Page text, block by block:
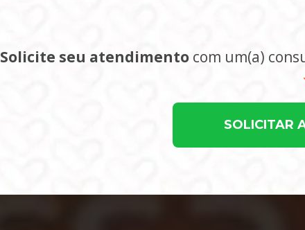
Solicite seu atendimento com um(a)
SOLICITAR